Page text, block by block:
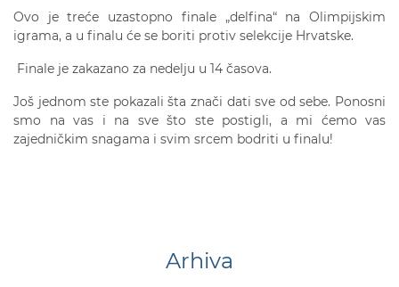
Ovo je treće uzastopno finale „delfina“ na Olimpijskim
igrama, a u finalu će se boriti protiv selekcije Hrvatske.
Finale je zakazano za nedelju u 14 časova.
Još jednom ste pokazali šta znači dati sve od sebe. Ponosni
smo na vas i na sve što ste postigli, a mi ćemo vas
zajedničkim snagama i svim srcem bodriti u finalu!
Arhiva